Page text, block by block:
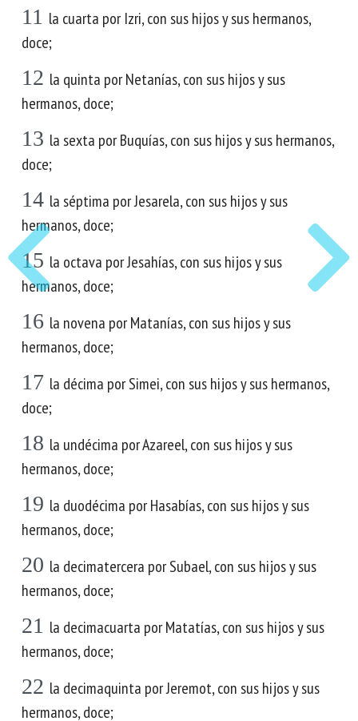
11 la cuarta por Izri, con sus hijos y sus hermanos,
doce;
12 la quinta por Netanías, con sus hijos y sus
hermanos, doce;
13 la sexta por Buquías, con sus hijos y sus hermanos,
doce;
14 la séptima por Jesarela, con sus hijos y sus
hermanos, doce;
15 la octava por Jesahías, con sus hijos y sus
hermanos, doce;
16 la novena por Matanías, con sus hijos y sus
hermanos, doce;
17 la décima por Simei, con sus hijos y sus hermanos,
doce;
18 la undécima por Azareel, con sus hijos y sus
hermanos, doce;
19 la duodécima por Hasabías, con sus hijos y sus
hermanos, doce;
20 la decimatercera por Subael, con sus hijos y sus
hermanos, doce;
21 la decimacuarta por Matatías, con sus hijos y sus
hermanos, doce;
22 la decimaquinta por Jeremot, con sus hijos y sus
hermanos, doce;